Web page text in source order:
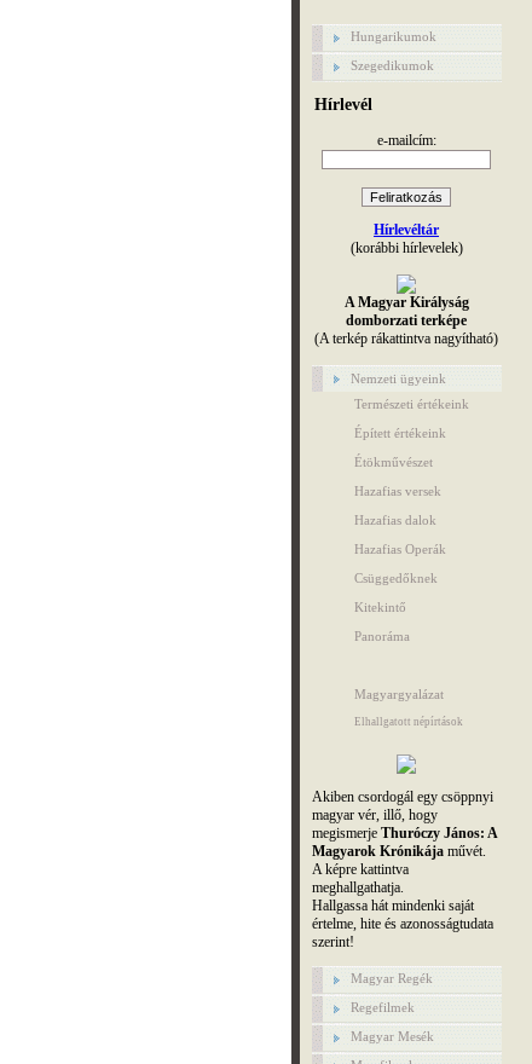
Hungarikumok
Szegedikumok
Hírlevél
e-mailcím:
Hírlevéltár
(korábbi hírlevelek)
A Magyar Királyság
domborzati terképe
(A terkép rákattintva nagyítható)
Nemzeti ügyeink
Természeti értékeink
Épített értékeink
Étökművészet
Hazafias versek
Hazafias dalok
Hazafias Operák
Csüggedőknek
Kitekintő
Panoráma
Magyargyalázat
Elhallgatott népírtások
Akiben csordogál egy csöppnyi
magyar vér, illő, hogy
megismerje Thuróczy János: A
Magyarok Krónikájaművét.
A képre kattintva
meghallgathatja.
Hallgassa hát mindenki saját
értelme, hite és azonosságtudata
szerint!
Magyar Regék
Regefilmek
Magyar Mesék